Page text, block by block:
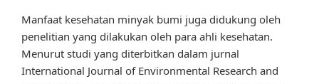
Manfaat kesehatan minyak bumi juga didukung oleh
penelitian yang dilakukan oleh para ahli kesehatan.
Menurut studi yang diterbitkan dalam jurnal
International Journal of Environmental Research and